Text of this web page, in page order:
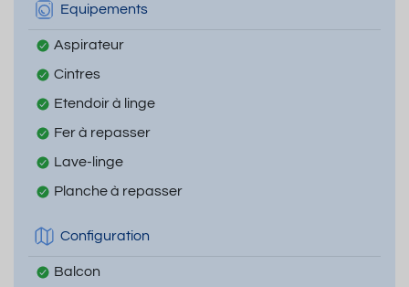
Equipements
Aspirateur
Cintres
Etendoir à linge
Fer à repasser
Lave-linge
Planche à repasser
Configuration
Balcon